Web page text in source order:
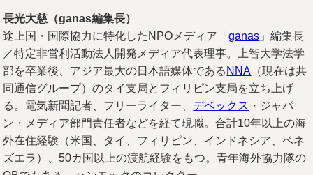
長光大慈（ganas編集長）
途上国・国際協力に特化したNPOメディア「ganas 」編集長
／特定非営利活動法人開発メディア代表理事。上智大学法学
部を卒業後、アジア最大の日本語媒体である NNA （現在は共
同通信グループ）のタイ支局とフィリピン支局を立ち上げ
る。電気新聞記者、フリーライター、 デベックス ・ジャパ
ン・メディア部門責任者などを経て現職。合計10年以上の海
外在住経験（米国、タイ、フィリピン、インドネシア、ベネ
ズエラ）、50カ国以上の渡航経験をもつ。青年海外協力隊の